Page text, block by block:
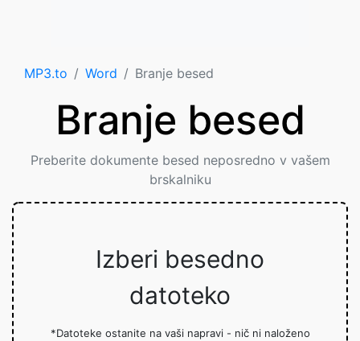
MP3.to Word Branje besed
Branje besed
Preberite dokumente besed neposredno v vašem
brskalniku
Izberi besedno
datoteko
*Datoteke ostanite na vaši napravi - nič ni naloženo